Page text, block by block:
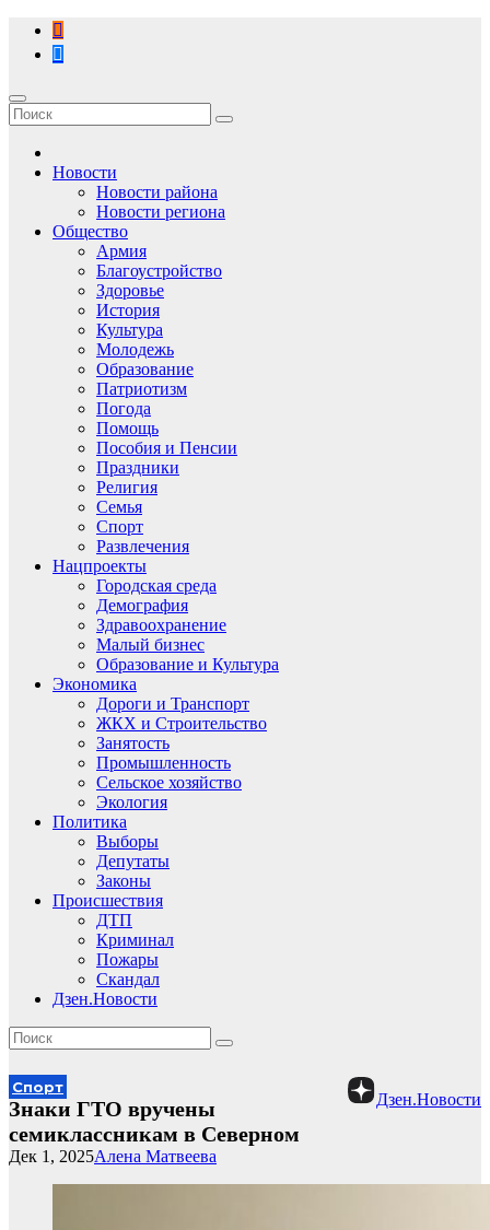
Перейти
содержимому
Новости
Новости района
Новости региона
Общество
Армия
Благоустройство
Здоровье
История
Культура
Молодежь
Образование
Патриотизм
Погода
Помощь
Пособия и Пенсии
Праздники
Религия
Семья
Спорт
Развлечения
Нацпроекты
Городская среда
Демография
Здравоохранение
Малый бизнес
Образование и Культура
Экономика
Дороги и Транспорт
ЖКХ и Строительство
Занятость
Промышленность
Сельское хозяйство
Экология
Политика
Выборы
Депутаты
Законы
Происшествия
ДТП
Криминал
Пожары
Скандал
Дзен.Новости
Дзен.Новости
Спорт
Знаки ГТО вручены
семиклассникам в Северном
Алена Матвеева
Дек 1, 2025